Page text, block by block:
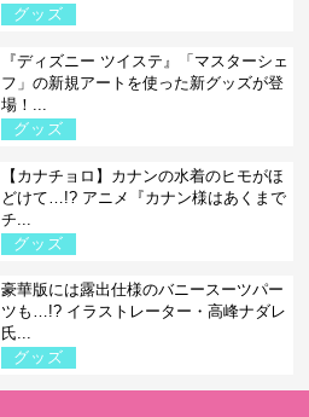
グッズ
『ディズニー ツイステ』「マスターシェ
フ」の新規アートを使った新グッズが登
場！...
グッズ
【カナチョロ】カナンの水着のヒモがほ
どけて…!? アニメ『カナン様はあくまで
チ...
グッズ
豪華版には露出仕様のバニースーツパー
ツも…!? イラストレーター・高峰ナダレ
氏...
グッズ